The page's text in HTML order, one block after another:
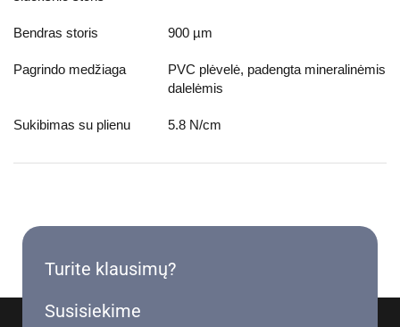
Bendras storis 900 µm
Pagrindo medžiaga
PVC plėvelė, padengta mineralinėmis
dalelėmis
Sukibimas su plienu 5.8 N/cm
Turite klausimų?
Susisiekime